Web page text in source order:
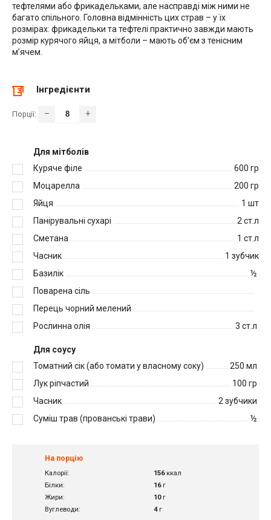
тефтелями або фрикадельками, але насправді між ними не
багато спільного. Головна відмінність цих страв – у їх
розмірах: фрикадельки та тефтелі практично завжди мають
розмір курячого яйця, а мітболи – мають об’єм з тенісним
м’ячем.
Інгредієнти
Порції: – +
Для мітболів
Куряче філе
600 гр
Моцарелла
200 гр
Яйця
1 шт
Панірувальні сухарі
2 ст.л
Сметана
1 ст.л
Часник
1 зубчик
Базилік
½
Поварена сіль
Перець чорний мелений
Рослинна олія
3 ст.л
Для соусу
Томатний сік (або томати у власному соку)
250 мл
Лук ріпчастий
100 гр
Часник
2 зубчики
Суміш трав (прованські трави)
½
На порцію
Калорії: 156ккал
Білки:
16г
Жири:
10г
Вуглеводи:
4г